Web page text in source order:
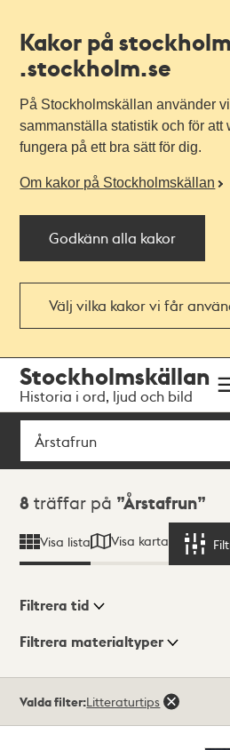
Kakor på
.stockholm.se
På Stockholmskällan använder
sammanställa statistik och för att
fungera på ett bra sätt för dig.
Om kakor på Stockholmskällan
Godkänn alla kakor
Välj vilka kakor vi får
navigationen
huvudinnehållet
Stockholmskällan
Historia i ord, ljud och bild
Sök
Sökresultat
8 träffar på Årstafrun
Visa lista Visa karta
Visningsläge
Filtrera tid
Filtrera materialtyper
träffar
Valda filter:Litteraturtips